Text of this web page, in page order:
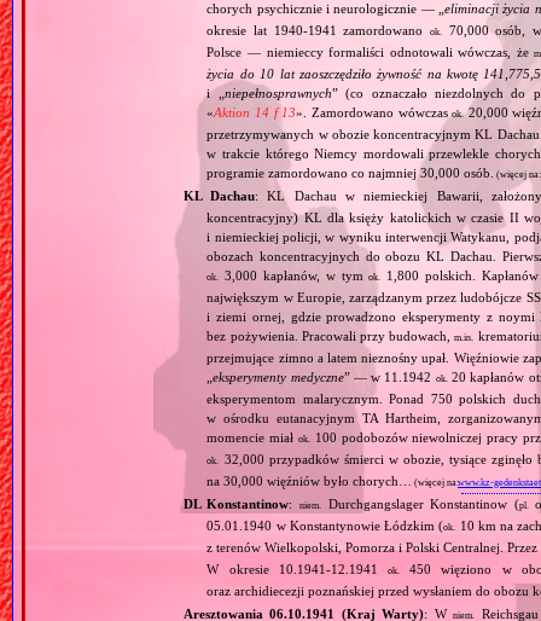
chorych psychicznie i neurologicznie — „eliminacji życia
okresie lat 1940‐1941 zamordowanook.
70,000 osób,
Polsce — niemieccy formaliści odnotowali wówczas, że
życia do 10 lat zaoszczędziło żywność na kwotę
i „ niepełnosprawnych” (co oznaczało niezdolnych do
«Aktion 14 f 13». Zamordowano wówczasok.20,000
przetrzymywanych w obozie koncentracyjnym KL
w trakcie którego Niemcy mordowali przewlekle
programie zamordowano co najmniej 30,000 osób.
(więcej
KL Dachau: KL Dachau w niemieckiej Bawarii,
koncentracyjny) KL dla księży katolickich w czasie II
i niemieckiej policji, w wyniku interwencji Watykanu,
obozach koncentracyjnych do obozu KL Dachau.
ok. 3,000 kapłanów, w tymok.
1,800 polskich.
największym w Europie, zarządzanym przez ludobójcze
i ziemi ornej, gdzie prowadzono eksperymenty z
bez pożywienia. Pracowali przy budowach,m.in.
przejmujące zimno a latem nieznośny upał. Więźniowie
„eksperymenty medyczne” — w 11.1942 ok. 20 kapłanów
eksperymentom malarycznym. Ponad 750 polskich
w ośrodku eutanacyjnym TA Hartheim,
momencie miałok. 100 podobozów niewolniczej pracy
ok. 32,000 przypadków śmierci w obozie, tysiące
na 30,000 więźniów było chorych…
(więcej na:www.kz-
DL Konstantinow: niem. Durchgangslager Konstantinow (pl.
05.01.1940 w Konstantynowie Łódzkim (ok. 10 km na
z terenów Wielkopolski, Pomorza i Polski Centralnej.
W okresie 10.1941‐12.1941ok.
450 więziono w
oraz archidiecezji poznańskiej przed wysłaniem do obozu
Aresztowania 06.10.1941 (Kraj Warty): Wniem.